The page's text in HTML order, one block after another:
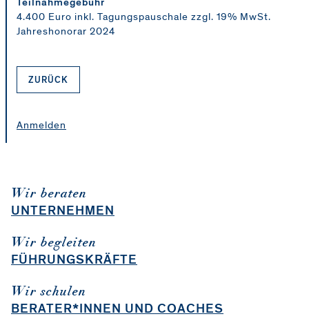
4.400 Euro inkl. Tagungspauschale zzgl. 19% MwSt.
Jahreshonorar 2024
ZURÜCK
Anmelden
Wir beraten
UNTERNEHMEN
Wir begleiten
FÜHRUNGSKRÄFTE
Wir schulen
BERATER*INNEN UND COACHES